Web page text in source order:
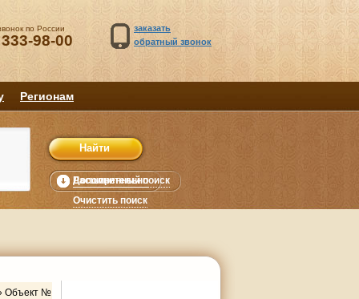
по России
98-00
заказать
обратный звонок
Регионам
Расширенный поиск
Очистить поиск
Дополнительно
Объект №